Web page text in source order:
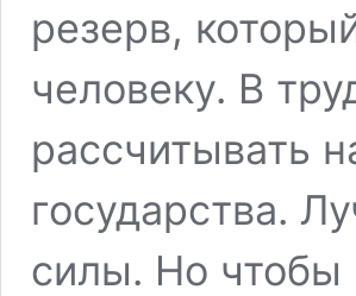
резерв,
человеку. В
рассчитывать
государства.
силы. Но